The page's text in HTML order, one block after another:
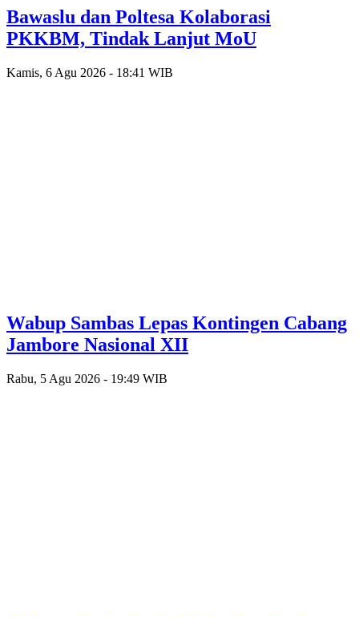
Bawaslu dan Poltesa Kolaborasi
PKKBM, Tindak Lanjut MoU
Kamis, 6 Agu 2026 - 18:41 WIB
Wabup Sambas Lepas Kontingen Cabang
Jambore Nasional XII
Rabu, 5 Agu 2026 - 19:49 WIB